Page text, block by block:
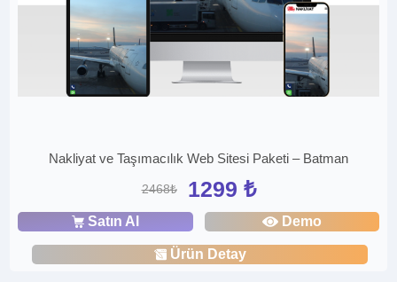
Nakliyat ve Taşımacılık Web Sitesi Paketi – Batman
2468₺ 1299 ₺
Satın Al Demo
Ürün Detay